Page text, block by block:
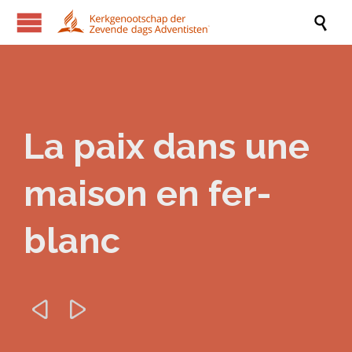

La paix dans une
maison en fer-
blanc
 